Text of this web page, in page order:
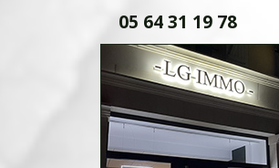
05 64 31 19 78